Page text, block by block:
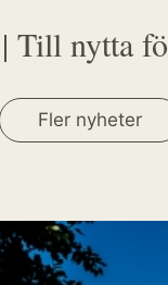
Till nytta
Fler nyheter